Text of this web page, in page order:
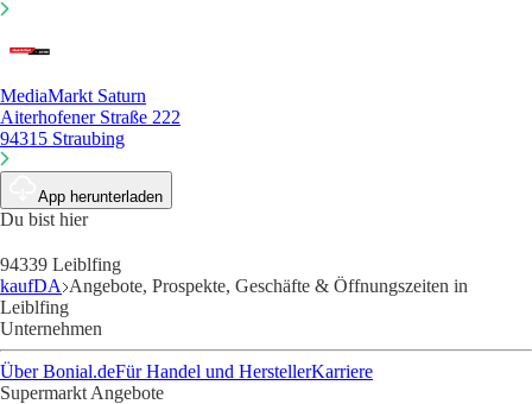
MediaMarkt Saturn
Aiterhofener Straße 222
94315 Straubing
App herunterladen
Du bist hier
94339 Leiblfing
kaufDA Angebote, Prospekte, Geschäfte & Öffnungszeiten in
Leiblfing
Unternehmen
Über Bonial.deFür Handel und HerstellerKarriere
Supermarkt Angebote